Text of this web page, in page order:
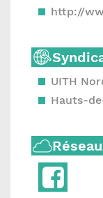
http://
UITH
Hauts-